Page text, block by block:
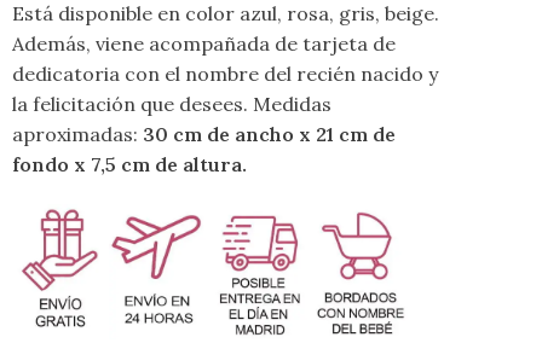
Está disponible en color azul, rosa, gris, beige.
Además, viene acompañada de tarjeta de
dedicatoria con el nombre del recién nacido y
la felicitación que desees. Medidas
aproximadas: 30 cm de ancho x 21 cm de
fondo x 7,5 cm de altura.